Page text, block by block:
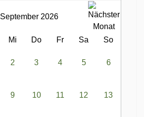
September 2026
Mi Do Fr Sa So
2 3 4 5 6
9 10 11 12 13